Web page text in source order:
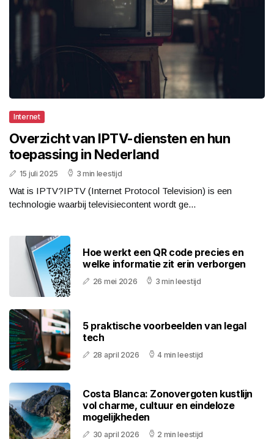
Internet
Overzicht van IPTV-diensten en hun
toepassing in Nederland
15 juli 2025 3 min leestijd
Wat is IPTV?IPTV (Internet Protocol Television) is een
technologie waarbij televisiecontent wordt ge...
Hoe werkt een QR code precies en
welke informatie zit erin verborgen
26 mei 2026 3 min leestijd
5 praktische voorbeelden van legal
tech
28 april 2026 4 min leestijd
Costa Blanca: Zonovergoten kustlijn
vol charme, cultuur en eindeloze
mogelijkheden
30 april 2026 2 min leestijd